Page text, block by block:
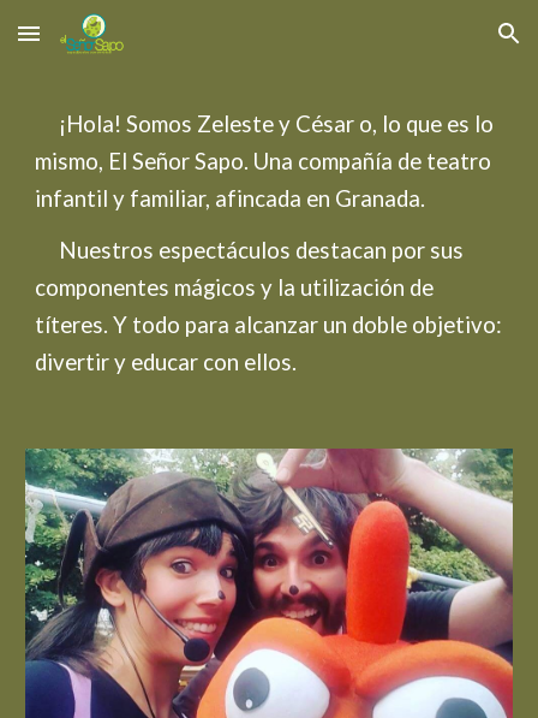
Skip to main content Skip to navigation
¡Hola! Somos Zeleste y César o, lo que es lo
mismo, El Señor Sapo. Una compañía de teatro
infantil y familiar, afincada en Granada.
Nuestros espectáculos destacan por sus
componentes mágicos y la utilización de
títeres. Y todo para alcanzar un doble objetivo:
divertir y educar con ellos.